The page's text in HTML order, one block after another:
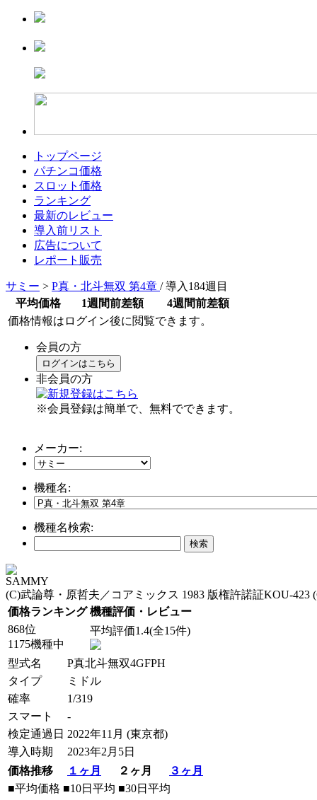
トップページ
パチンコ価格
スロット価格
ランキング
最新のレビュー
導入前リスト
広告について
レポート販売
サミー > P真・北斗無双 第4章 / 導入184週目
平均価格
1週間前差額
4週間前差額
価格情報はログイン後に閲覧できます。
会員の方
ログインはこちら
非会員の方
※会員登録は簡単で、無料でできます。
メーカー:
機種名:
機種名検索:
SAMMY
(C)武論尊・原哲夫／コアミックス 1983 版権許諾証KOU-423
価格ランキング 機種評価・レビュー
868位
1175機種中
平均評価1.4(全15件)
型式名
P真北斗無双4GFPH
タイプ
ミドル
確率
1/319
スマート
-
検定通過日 2022年11月 (東京都)
導入時期
2023年2月5日
価格推移
１ヶ月 ２ヶ月
３ヶ月
■平均価格 ■10日平均 ■30日平均